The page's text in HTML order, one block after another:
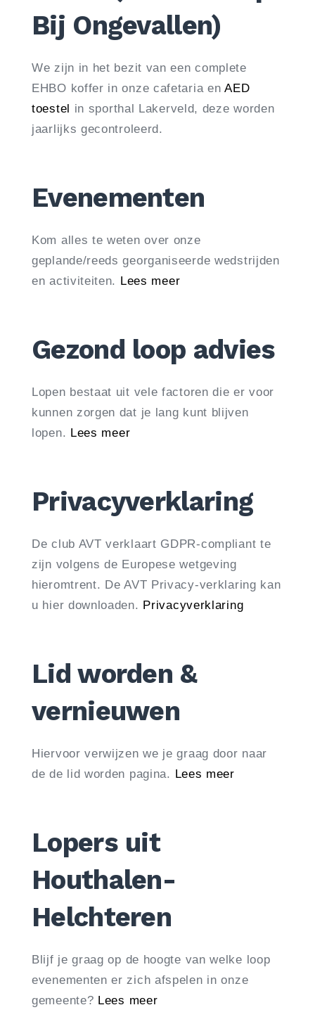
Bij Ongevallen)
We zijn in het bezit van een complete
EHBO koffer in onze cafetaria enAED
toestel in sporthal Lakerveld, deze worden
jaarlijks gecontroleerd.
Evenementen
Kom alles te weten over onze
geplande/reeds georganiseerde wedstrijden
en activiteiten. Lees meer
Gezond loop advies
Lopen bestaat uit vele factoren die er voor
kunnen zorgen dat je lang kunt blijven
lopen. Lees meer
Privacyverklaring
De club AVT verklaart GDPR-compliant te
zijn volgens de Europese wetgeving
hieromtrent. De AVT Privacy-verklaring kan
u hier downloaden. Privacyverklaring
Lid worden &
vernieuwen
Hiervoor verwijzen we je graag door naar
de de lid worden pagina. Lees meer
Lopers uit
Houthalen-
Helchteren
Blijf je graag op de hoogte van welke loop
evenementen er zich afspelen in onze
gemeente? Lees meer